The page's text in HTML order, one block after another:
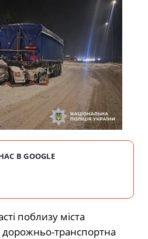
В GOOGLE
поблизу міста
дорожньо-транспортна